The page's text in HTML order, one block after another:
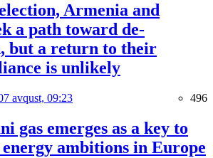
Armenia and
a path toward de-
but a return to their
is unlikely
avqust, 09:23 496
gas emerges as a key to
ambitions in Europe